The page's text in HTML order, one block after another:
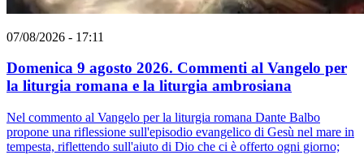
07/08/2026 - 17:11
Domenica 9 agosto 2026. Commenti al Vangelo per
la liturgia romana e la liturgia ambrosiana
Nel commento al Vangelo per la liturgia romana Dante Balbo
propone una riflessione sull'episodio evangelico di Gesù nel mare in
tempesta, riflettendo sull'aiuto di Dio che ci è offerto ogni giorno;